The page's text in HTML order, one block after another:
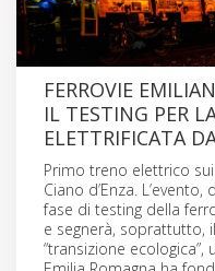
FERROVIE
IL TESTING PER
ELETTRIFICATA
Primo treno elettrico
Ciano d’Enza.
fase di testing della
e segnerà, soprattutto,
“transizione